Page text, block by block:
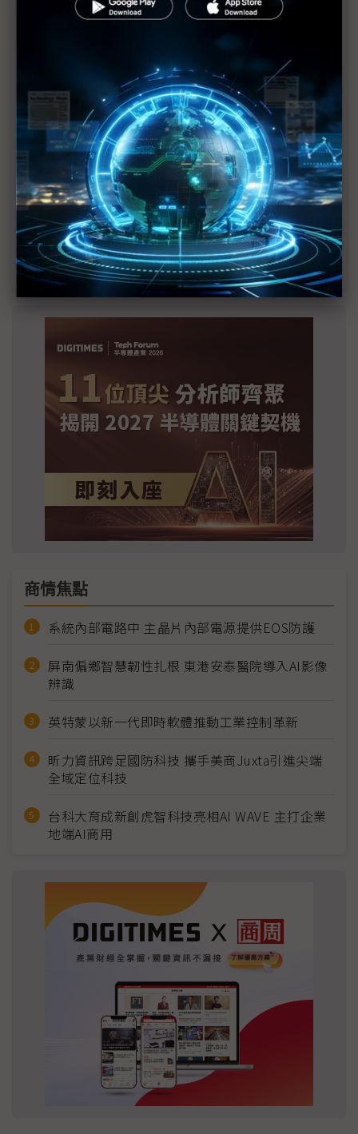
2027全年記憶體產能提前售罄 買家「祕而不
宣」只怕買不夠
英特爾EMIB良率達標 聯發科第2代ASIC產品
2028準時量產
SpaceX晶片採購大轉向 Elon Musk捨超微全面
採用NVIDIA
光進銅退更明確？ 聯發科估SerDes 448G為銅
線「最終戰場」
商情焦點
系統內部電路中 主晶片內部電源提供EOS防護
屏南偏鄉智慧韌性扎根 東港安泰醫院導入AI影像
辨識
英特蒙以新一代即時軟體推動工業控制革新
昕力資訊跨足國防科技 攜手美商Juxta引進尖端
全域定位科技
台科大育成新創虎智科技亮相AI WAVE 主打企業
地端AI商用